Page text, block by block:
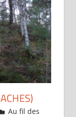
Au fil des